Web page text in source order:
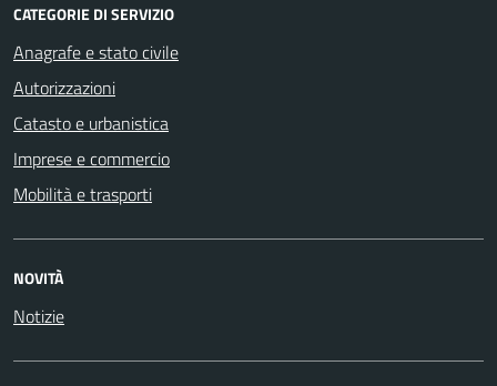
CATEGORIE DI SERVIZIO
Anagrafe e stato civile
Autorizzazioni
Catasto e urbanistica
Imprese e commercio
Mobilità e trasporti
NOVITÀ
Notizie